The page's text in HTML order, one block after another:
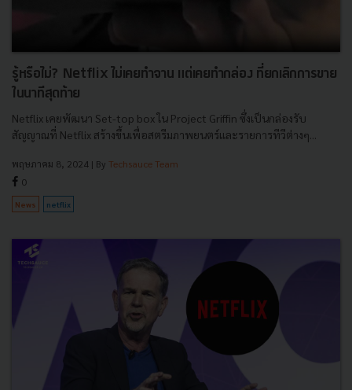
รู้หรือไม่? Netflix ไม่เคยทำจาน แต่เคยทำกล่อง ที่ยกเลิกการขาย
ในนาทีสุดท้าย
Netflix เคยพัฒนา Set-top box ใน Project Griffin ซึ่งเป็นกล่องรับ
สัญญาณที่ Netflix สร้างขึ้นเพื่อสตรีมภาพยนตร์และรายการทีวีต่างๆ...
พฤษภาคม 8, 2024 | By Techsauce Team
0
News netflix